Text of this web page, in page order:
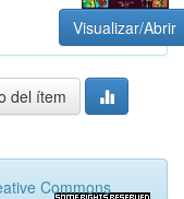
Visualizar/Abrir
del ítem
Commons